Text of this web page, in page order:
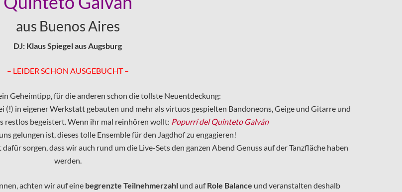
aus Buenos Aires
DJ: Klaus Spiegel aus Augsburg
– LEIDER SCHON AUSGEBUCHT –
Geheimtipp, für die anderen schon die tollste Neuentdeckung:
(!) in eigener Werkstatt gebauten und mehr als virtuos gespielten Bandoneons, Geige und Gitarre und
restlos begeistert. Wenn ihr mal reinhören wollt: Popurrí del Quinteto Galván
gelungen ist, dieses tolle Ensemble für den Jagdhof zu engagieren!
sorgen, dass wir auch rund um die Live-Sets den ganzen Abend Genuss auf der Tanzfläche haben
werden.
achten wir auf eine begrenzte Teilnehmerzahlund aufRole Balance und veranstalten deshalb